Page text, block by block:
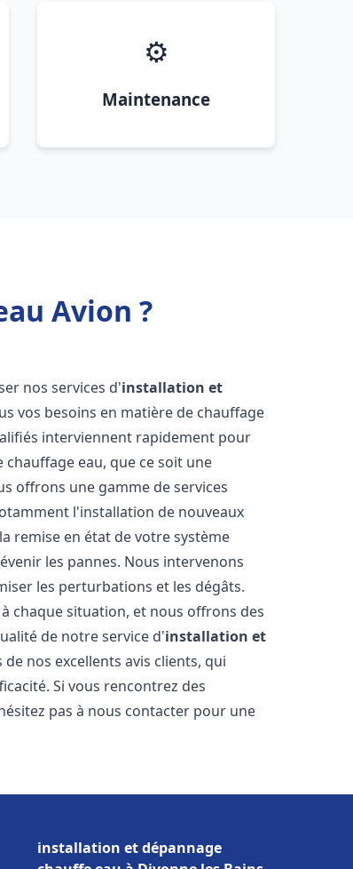
⚙️
Maintenance
Avion ?
nos services d'installation et
vos besoins en matière de chauffage
interviennent rapidement pour
eau, que ce soit une
offrons une gamme de services
l'installation de nouveaux
remise en état de votre système
les pannes. Nous intervenons
les perturbations et les dégâts.
chaque situation, et nous offrons des
de notre service d'installation et
nos excellents avis clients, qui
Si vous rencontrez des
pas à nous contacter pour une
installation et dépannage